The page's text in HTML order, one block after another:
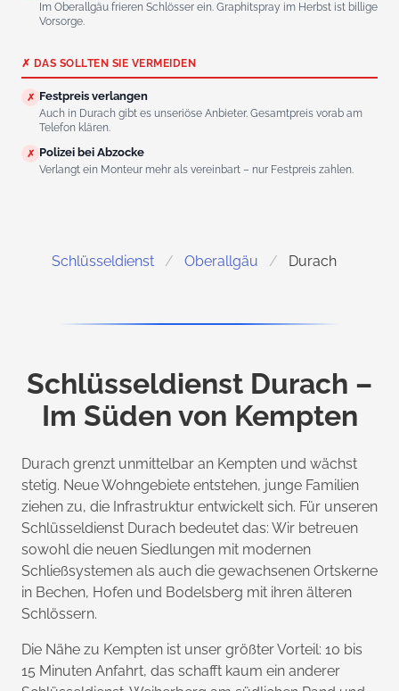
Im Oberallgäu frieren Schlösser ein. Graphitspray im Herbst ist billige
Vorsorge.
✗ DAS SOLLTEN SIE VERMEIDEN
✗ Festpreis verlangen
Auch in Durach gibt es unseriöse Anbieter. Gesamtpreis vorab am
Telefon klären.
✗ Polizei bei Abzocke
Verlangt ein Monteur mehr als vereinbart – nur Festpreis zahlen.
Schlüsseldienst Oberallgäu Durach
Schlüsseldienst Durach –
Im Süden von Kempten
Durach grenzt unmittelbar an Kempten und wächst
stetig. Neue Wohngebiete entstehen, junge Familien
ziehen zu, die Infrastruktur entwickelt sich. Für unseren
Schlüsseldienst Durach bedeutet das: Wir betreuen
sowohl die neuen Siedlungen mit modernen
Schließsystemen als auch die gewachsenen Ortskerne
in Bechen, Hofen und Bodelsberg mit ihren älteren
Schlössern.
Die Nähe zu Kempten ist unser größter Vorteil: 10 bis
15 Minuten Anfahrt, das schafft kaum ein anderer